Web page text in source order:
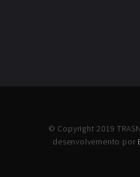
© Copyright 2019
desenvolvemento por